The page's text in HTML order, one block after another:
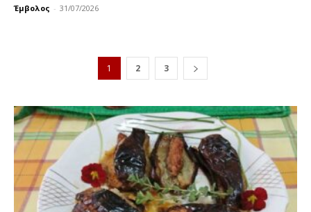
Έμβολος - 31/07/2026
1 2 3